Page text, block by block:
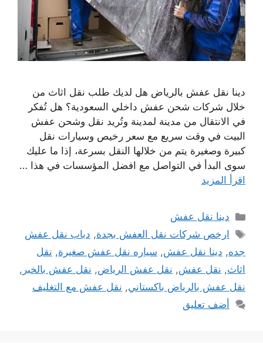
دينا نقل عفش بالرياض هل لديك طلب نقل اثاث من
خلال شركات شحن عفش داخلي السعودية؟ هل تُفكر
في الانتقال من مدينة لمدينة وتُريد نقل وشحن عفش
البيت في وقت سريع مع سعر رخيص وسيارات نقل
كبيرة وصغيرة يتم من خلالها النقل بسرعة، إذا ما عليك
سوى البدأ في التواصل مع افضل المؤسسات في هذا …
اقرأ المزيد
التصنيفات
دينا نقل عفش
الوسوم
ارخص شركات نقل العفش بجدة, دباب نقل عفش
جده, دينا نقل عفش, سياره نقل عفش صغيرة, نقل
اثاث, نقل عفش, نقل عفش الرياض, نقل عفش بالخبر ,
نقل عفش بالرياض باكستاني, نقل عفش مع التغليف
أضف تعليق